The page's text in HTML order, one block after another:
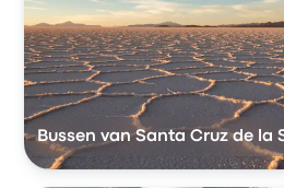
Bussen van Santa Cruz de la